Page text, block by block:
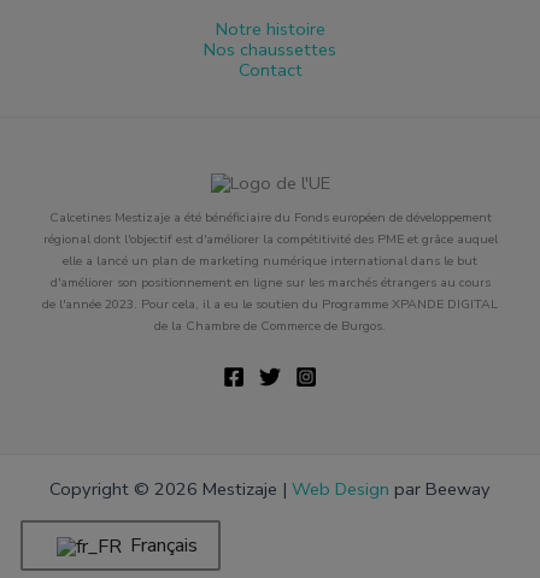
Notre histoire
Nos chaussettes
Contact
Calcetines Mestizaje a été bénéficiaire du Fonds européen de développement
régional dont l'objectif est d'améliorer la compétitivité des PME et grâce auquel
elle a lancé un plan de marketing numérique international dans le but
d'améliorer son positionnement en ligne sur les marchés étrangers au cours
de l'année 2023. Pour cela, il a eu le soutien du Programme XPANDE DIGITAL
de la Chambre de Commerce de Burgos.
Copyright © 2026 Mestizaje | Web Design par Beeway
Français